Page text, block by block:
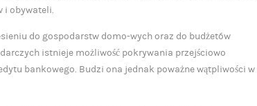
i obywateli.
do gospodarstw domo-wych oraz do budżetów
istnieje możliwość pokrywania przejściowo
bankowego. Budzi ona jednak poważne wątpliwości w